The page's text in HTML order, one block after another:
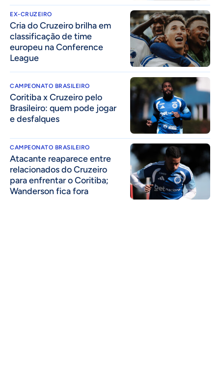
EX-CRUZEIRO
Cria do Cruzeiro brilha em
classificação de time
europeu na Conference
League
CAMPEONATO BRASILEIRO
Coritiba x Cruzeiro pelo
Brasileiro: quem pode jogar
e desfalques
CAMPEONATO BRASILEIRO
Atacante reaparece entre
relacionados do Cruzeiro
para enfrentar o Coritiba;
Wanderson fica fora